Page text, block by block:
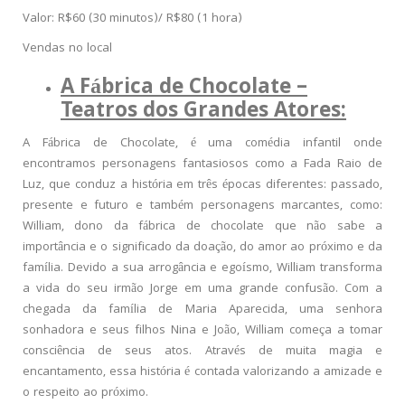
Valor: R$60 (30 minutos)/ R$80 (1 hora)
Vendas no local
A Fábrica de Chocolate –
Teatros dos Grandes Atores:
A Fábrica de Chocolate, é uma comédia infantil onde
encontramos personagens fantasiosos como a Fada Raio de
Luz, que conduz a história em três épocas diferentes: passado,
presente e futuro e também personagens marcantes, como:
William, dono da fábrica de chocolate que não sabe a
importância e o significado da doação, do amor ao próximo e da
família. Devido a sua arrogância e egoísmo, William transforma
a vida do seu irmão Jorge em uma grande confusão. Com a
chegada da família de Maria Aparecida, uma senhora
sonhadora e seus filhos Nina e João, William começa a tomar
consciência de seus atos. Através de muita magia e
encantamento, essa história é contada valorizando a amizade e
o respeito ao próximo.